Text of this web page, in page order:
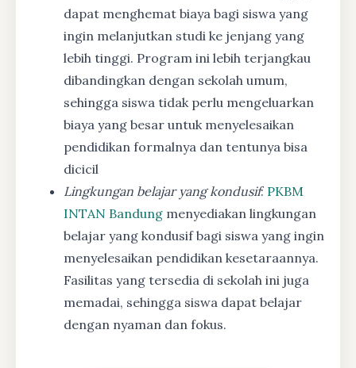
dapat menghemat biaya bagi siswa yang
ingin melanjutkan studi ke jenjang yang
lebih tinggi. Program ini lebih terjangkau
dibandingkan dengan sekolah umum,
sehingga siswa tidak perlu mengeluarkan
biaya yang besar untuk menyelesaikan
pendidikan formalnya dan tentunya bisa
dicicil
Lingkungan belajar yang kondusif: PKBM
INTAN Bandung menyediakan lingkungan
belajar yang kondusif bagi siswa yang ingin
menyelesaikan pendidikan kesetaraannya.
Fasilitas yang tersedia di sekolah ini juga
memadai, sehingga siswa dapat belajar
dengan nyaman dan fokus.